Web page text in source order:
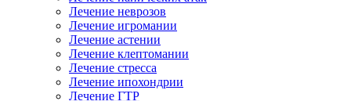
Лечение неврозов
Лечение игромании
Лечение астении
Лечение клептомании
Лечение стресса
Лечение ипохондрии
Лечение ГТР